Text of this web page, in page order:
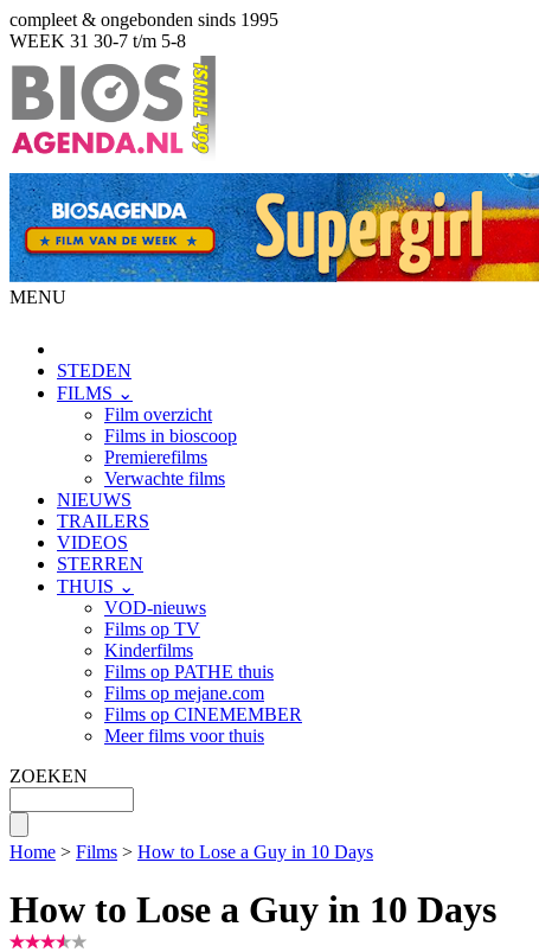
compleet & ongebonden sinds 1995
WEEK 31 30-7 t/m 5-8
MENU
STEDEN
FILMS ⌄
Film overzicht
Films in bioscoop
Premierefilms
Verwachte films
NIEUWS
TRAILERS
VIDEOS
STERREN
THUIS ⌄
VOD-nieuws
Films op TV
Kinderfilms
Films op PATHE thuis
Films op mejane.com
Films op CINEMEMBER
Meer films voor thuis
ZOEKEN
Home > Films > How to Lose a Guy in 10 Days
How to Lose a Guy in 10 Days